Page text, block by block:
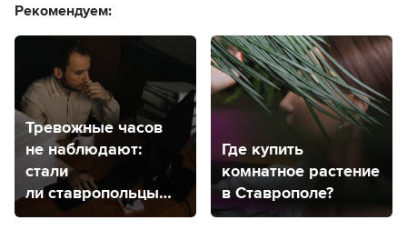
Рекомендуем:
Тревожные часов
не наблюдают:
стали
ли ставропольцы
чаще чувствовать
Где купить
комнатное растение
в Ставрополе?